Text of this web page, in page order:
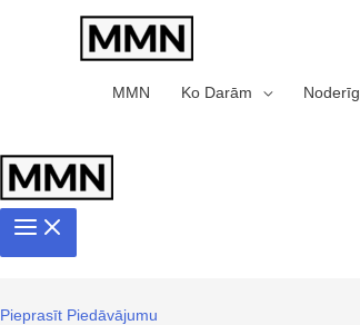
MMN Ko Darām
Pieprasīt Piedāvājumu